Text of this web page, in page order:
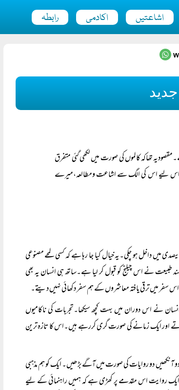
اشاعتیں اکادمی رابطہ
تھاکہ کالموں کی صورت میں لکھی گئی متفرق
ہے،اس لیے اس کی الگ سے اشاعت ومطالعہ،میرے
میں داخل ہو چکی۔یہ خیال کیا جا رہا ہے کہ کسی لمحے مصنوعی
نے اس چیلنج کو قبول کر لیا ہے۔ساتھ ہی انسان یہ بھی
سفر میں ترقی یافتہ معاشروں کے ہم سفر دکھائی نہیں دیتے۔
نے اس دوران میں بہت کچھ سیکھا۔تجربات کی ناکامیوں
آتے اور ایک زمانے کی صورت گری کررہے ہیں۔اس کا تازہ ترین
آنکھیں دو روایات کی صورت میں آگے بڑھیں۔ ایک کو ہم مذہبی
ایک روایت اس مقدمے پر کھڑی ہے کہ ہمیں راہنمائی کے لیے